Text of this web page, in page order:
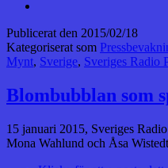
Publicerat den 2015/02/18
Kategoriserat som
Mynt, Sverige, Sveriges Radio
Blombubblan som
15 januari 2015, Sveriges
Mona Wahlund och Åsa